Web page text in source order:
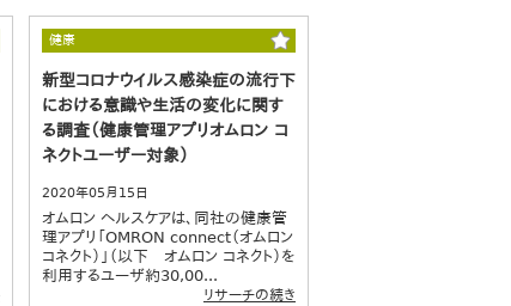
健康
新型コロナウイルス感染症の流行下
における意識や生活の変化に関す
る調査（健康管理アプリオムロン コ
ネクトユーザー対象）
2020年05月15日
オムロン ヘルスケアは、同社の健康管
理アプリ「OMRON connect（オムロン
コネクト）」（以下 オムロン コネクト）を
利用するユーザ約30,00...
リサーチの続き